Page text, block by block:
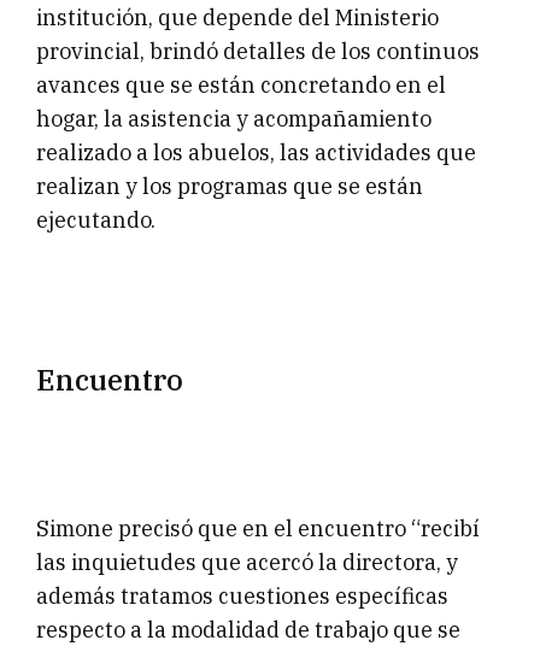
institución, que depende del Ministerio
provincial, brindó detalles de los continuos
avances que se están concretando en el
hogar, la asistencia y acompañamiento
realizado a los abuelos, las actividades que
realizan y los programas que se están
ejecutando.
Encuentro
Simone precisó que en el encuentro “recibí
las inquietudes que acercó la directora, y
además tratamos cuestiones específicas
respecto a la modalidad de trabajo que se